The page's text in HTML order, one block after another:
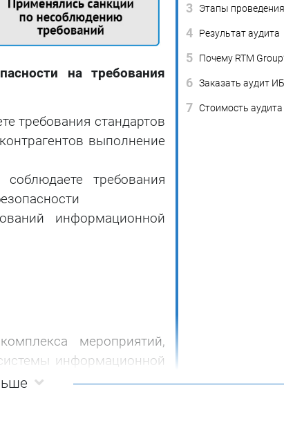
на требования
требования стандартов
выполнение
требования
информационной
мероприятий,
информационной
на предмет
3 Этапы
4 Результат аудита
5 Почему RTM
6 Заказать аудит ИБ
7 Стоимость аудита